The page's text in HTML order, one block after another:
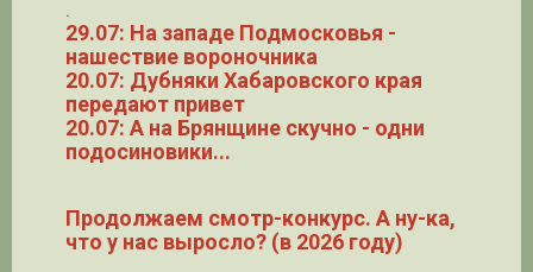
.
29.07: На западе Подмосковья -
нашествие вороночника
20.07: Дубняки Хабаровского края
передают привет
20.07: А на Брянщине скучно - одни
подосиновики...
Продолжаем смотр-конкурс. А ну-ка,
что у нас выросло? (в 2026 году)